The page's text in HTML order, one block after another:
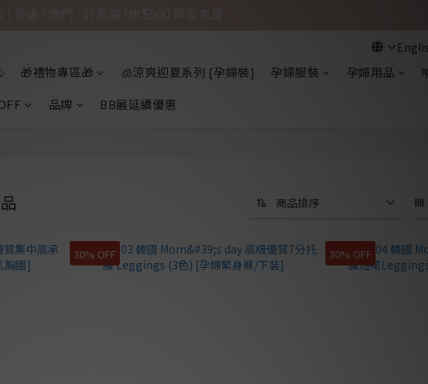
🎁禮物專區🎁 🧊涼爽迎夏系列 [孕婦裝] 孕婦服裝 孕婦用品
品牌 BB展延續優惠
商品排序
30% OFF 30% OFF